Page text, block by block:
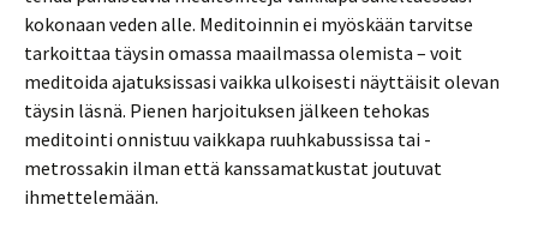
kokonaan veden alle. Meditoinnin ei myöskään tarvitse
tarkoittaa täysin omassa maailmassa olemista – voit
meditoida ajatuksissasi vaikka ulkoisesti näyttäisit olevan
täysin läsnä. Pienen harjoituksen jälkeen tehokas
meditointi onnistuu vaikkapa ruuhkabussissa tai -
metrossakin ilman että kanssamatkustat joutuvat
ihmettelemään.